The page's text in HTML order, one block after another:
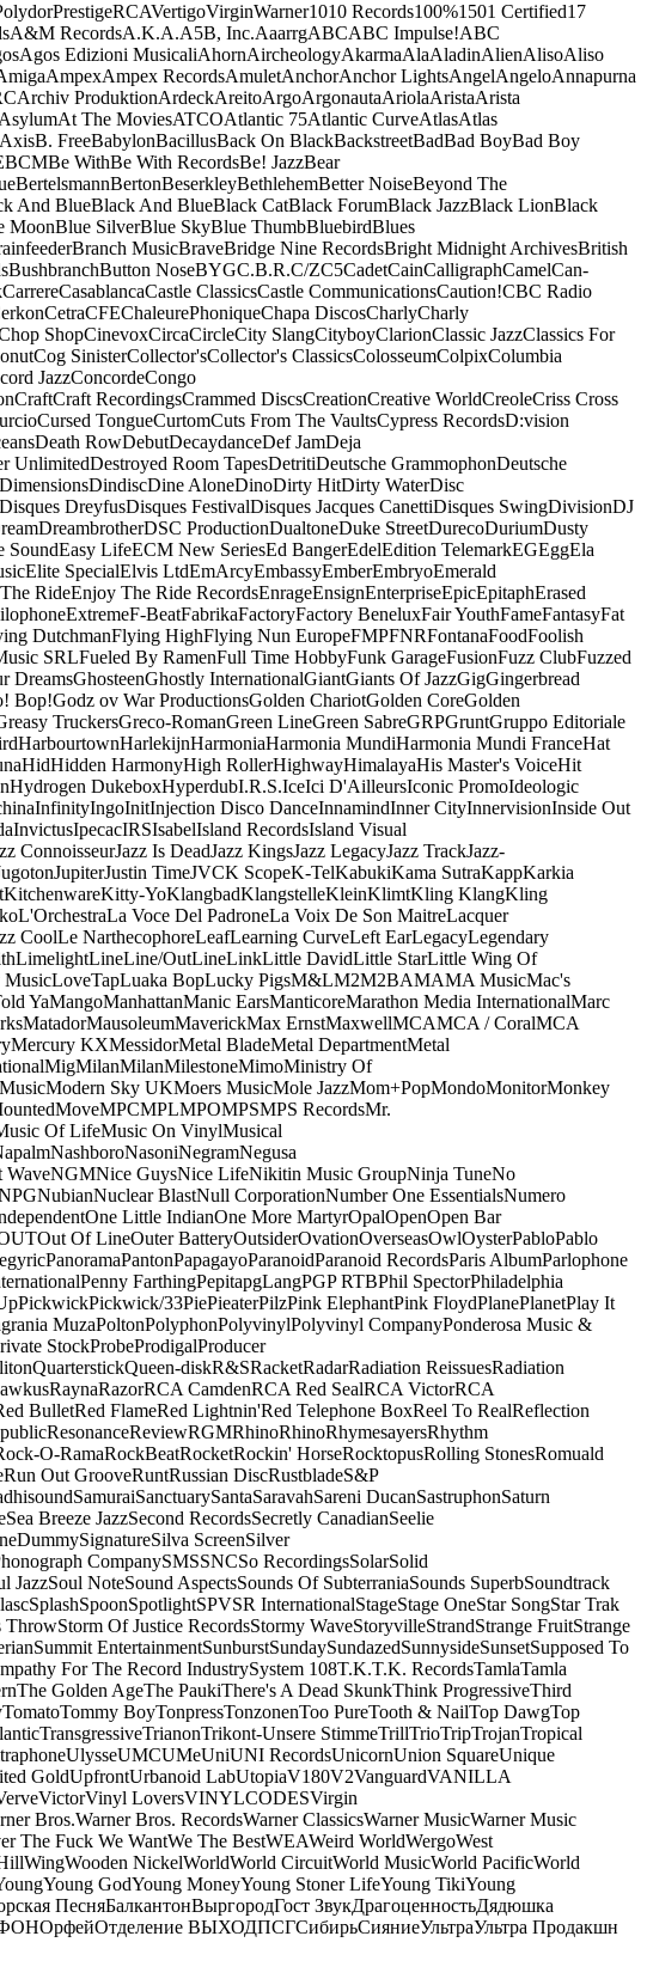
PrestigeRCAVertigoVirginWarner1010 Records100%1501 Certified17
A&M RecordsA.K.A.A5B, Inc.AaarrgABCABC Impulse!ABC
Agos Edizioni MusicaliAhornAircheologyAkarmaAlaAladinAlienAlisoAliso
AmpexAmpex RecordsAmuletAnchorAnchor LightsAngelAngeloAnnapurna
Archiv ProduktionArdeckAreitoArgoArgonautaAriolaAristaArista
AsylumAt The MoviesATCOAtlantic 75Atlantic CurveAtlasAtlas
AxisB. FreeBabylonBacillusBack On BlackBackstreetBadBad BoyBad Boy
BCMBe WithBe With RecordsBe! JazzBear
BertelsmannBertonBeserkleyBethlehemBetter NoiseBeyond The
And BlueBlack And BlueBlack CatBlack ForumBlack JazzBlack LionBlack
MoonBlue SilverBlue SkyBlue ThumbBluebirdBlues
Branch MusicBraveBridge Nine RecordsBright Midnight ArchivesBritish
BushbranchButton NoseBYGC.B.R.C/ZC5CadetCainCalligraphCamelCan-
CarrereCasablancaCastle ClassicsCastle CommunicationsCaution!CBC Radio
CetraCFEChaleurePhoniqueChapa DiscosCharlyCharly
ShopCinevoxCircaCircleCity SlangCityboyClarionClassic JazzClassics For
Cog SinisterCollector'sCollector's ClassicsColosseumColpixColumbia
JazzConcordeCongo
CraftCraft RecordingsCrammed DiscsCreationCreative WorldCreoleCriss Cross
Cursed TongueCurtomCuts From The VaultsCypress RecordsD:vision
Death RowDebutDecaydanceDef JamDeja
UnlimitedDestroyed Room TapesDetritiDeutsche GrammophonDeutsche
DimensionsDindiscDine AloneDinoDirty HitDirty WaterDisc
Disques DreyfusDisques FestivalDisques Jacques CanettiDisques SwingDivisionDJ
DreambrotherDSC ProductionDualtoneDuke StreetDurecoDuriumDusty
SoundEasy LifeECM New SeriesEd BangerEdelEdition TelemarkEGEggEla
Elite SpecialElvis LtdEmArcyEmbassyEmberEmbryoEmerald
RideEnjoy The Ride RecordsEnrageEnsignEnterpriseEpicEpitaphErased
ExtremeF-BeatFabrikaFactoryFactory BeneluxFair YouthFameFantasyFat
DutchmanFlying HighFlying Nun EuropeFMPFNRFontanaFoodFoolish
SRLFueled By RamenFull Time HobbyFunk GarageFusionFuzz ClubFuzzed
DreamsGhosteenGhostly InternationalGiantGiants Of JazzGigGingerbread
Bop!Godz ov War ProductionsGolden ChariotGolden CoreGolden
TruckersGreco-RomanGreen LineGreen SabreGRPGruntGruppo Editoriale
HarbourtownHarlekijnHarmoniaHarmonia MundiHarmonia Mundi FranceHat
HidHidden HarmonyHigh RollerHighwayHimalayaHis Master's VoiceHit
Hydrogen DukeboxHyperdubI.R.S.IceIci D'AilleursIconic PromoIdeologic
InfinityIngoInitInjection Disco DanceInnamindInner CityInnervisionInside Out
InvictusIpecacIRSIsabelIsland RecordsIsland Visual
ConnoisseurJazz Is DeadJazz KingsJazz LegacyJazz TrackJazz-
JupiterJustin TimeJVCK ScopeK-TelKabukiKama SutraKappKarkia
KitchenwareKitty-YoKlangbadKlangstelleKleinKlimtKling KlangKling
L'OrchestraLa Voce Del PadroneLa Voix De Son MaitreLacquer
CoolLe NarthecophoreLeafLearning CurveLeft EarLegacyLegendary
LimelightLineLine/OutLineLinkLittle DavidLittle StarLittle Wing Of
LoveTapLuaka BopLucky PigsM&LM2M2BAMAMA MusicMac's
YaMangoManhattanManic EarsManticoreMarathon Media InternationalMarc
MatadorMausoleumMaverickMax ErnstMaxwellMCAMCA / CoralMCA
Mercury KXMessidorMetal BladeMetal DepartmentMetal
MigMilanMilanMilestoneMimoMinistry Of
Modern Sky UKMoers MusicMole JazzMom+PopMondoMonitorMonkey
MoveMPCMPLMPOMPSMPS RecordsMr.
Of LifeMusic On VinylMusical
NashboroNasoniNegramNegusa
WaveNGMNice GuysNice LifeNikitin Music GroupNinja TuneNo
NubianNuclear BlastNull CorporationNumber One EssentialsNumero
One Little IndianOne More MartyrOpalOpenOpen Bar
Out Of LineOuter BatteryOutsiderOvationOverseasOwlOysterPabloPablo
PanoramaPantonPapagayoParanoidParanoid RecordsParis AlbumParlophone
Penny FarthingPepitapgLangPGP RTBPhil SpectorPhiladelphia
PickwickPickwick/33PiePieaterPilzPink ElephantPink FloydPlanePlanetPlay It
MuzaPoltonPolyphonPolyvinylPolyvinyl CompanyPonderosa Music &
StockProbeProdigalProducer
QuarterstickQueen-diskR&SRacketRadarRadiation ReissuesRadiation
RaynaRazorRCA CamdenRCA Red SealRCA VictorRCA
BulletRed FlameRed Lightnin'Red Telephone BoxReel To RealReflection
ResonanceReviewRGMRhinoRhinoRhymesayersRhythm
O-RamaRockBeatRocketRockin' HorseRocktopusRolling StonesRomuald
Run Out GrooveRuntRussian DiscRustbladeS&P
SamuraiSanctuarySantaSaravahSareni DucanSastruphonSaturn
Sea Breeze JazzSecond RecordsSecretly CanadianSeelie
SignatureSilva ScreenSilver
CompanySMSSNCSo RecordingsSolarSolid
JazzSoul NoteSound AspectsSounds Of SubterraniaSounds SuperbSoundtrack
SplashSpoonSpotlightSPVSR InternationalStageStage OneStar SongStar Trak
ThrowStorm Of Justice RecordsStormy WaveStoryvilleStrandStrange FruitStrange
Summit EntertainmentSunburstSundaySundazedSunnysideSunsetSupposed To
For The Record IndustrySystem 108T.K.T.K. RecordsTamlaTamla
The Golden AgeThe PaukiThere's A Dead SkunkThink ProgressiveThird
TomatoTommy BoyTonpressTonzonenToo PureTooth & NailTop DawgTop
TransgressiveTrianonTrikont-Unsere StimmeTrillTrioTripTrojanTropical
UlysseUMCUMeUniUNI RecordsUnicornUnion SquareUnique
GoldUpfrontUrbanoid LabUtopiaV180V2VanguardVANILLA
VictorVinyl LoversVINYLCODESVirgin
Bros.Warner Bros. RecordsWarner ClassicsWarner MusicWarner Music
The Fuck We WantWe The BestWEAWeird WorldWergoWest
WingWooden NickelWorldWorld CircuitWorld MusicWorld PacificWorld
Young GodYoung MoneyYoung Stoner LifeYoung TikiYoung
ПесняБалкантонВыргородГост ЗвукДрагоценностьДядюшка
ОрфейОтделение ВЫХОДПСГСибирьСияниеУльтраУльтра Продакшн